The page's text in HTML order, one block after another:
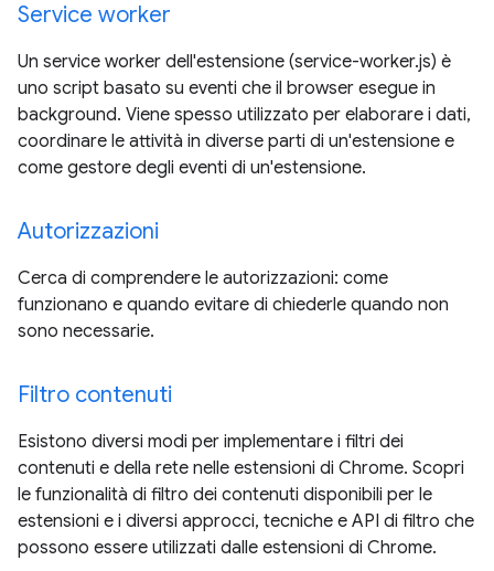
Service worker
Un service worker dell'estensione (service-worker.js) è
uno script basato su eventi che il browser esegue in
background. Viene spesso utilizzato per elaborare i dati,
coordinare le attività in diverse parti di un'estensione e
come gestore degli eventi di un'estensione.
Autorizzazioni
Cerca di comprendere le autorizzazioni: come
funzionano e quando evitare di chiederle quando non
sono necessarie.
Filtro contenuti
Esistono diversi modi per implementare i filtri dei
contenuti e della rete nelle estensioni di Chrome. Scopri
le funzionalità di filtro dei contenuti disponibili per le
estensioni e i diversi approcci, tecniche e API di filtro che
possono essere utilizzati dalle estensioni di Chrome.